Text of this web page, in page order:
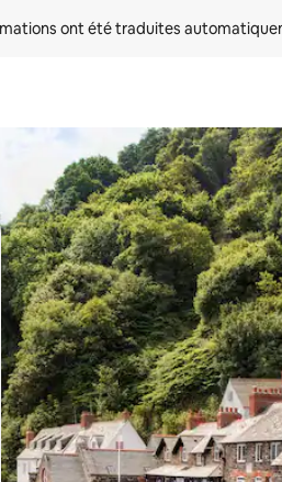
ont été traduites
et vers le bas pour les parcourir